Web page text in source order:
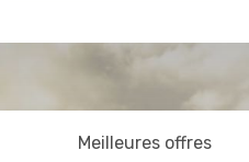
Meilleures offres